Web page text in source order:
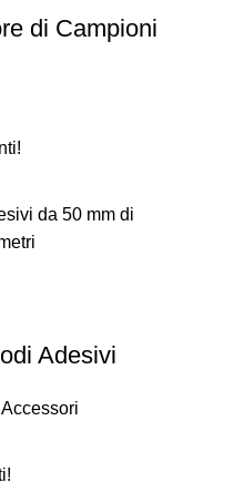
di Campioni
Adesivi